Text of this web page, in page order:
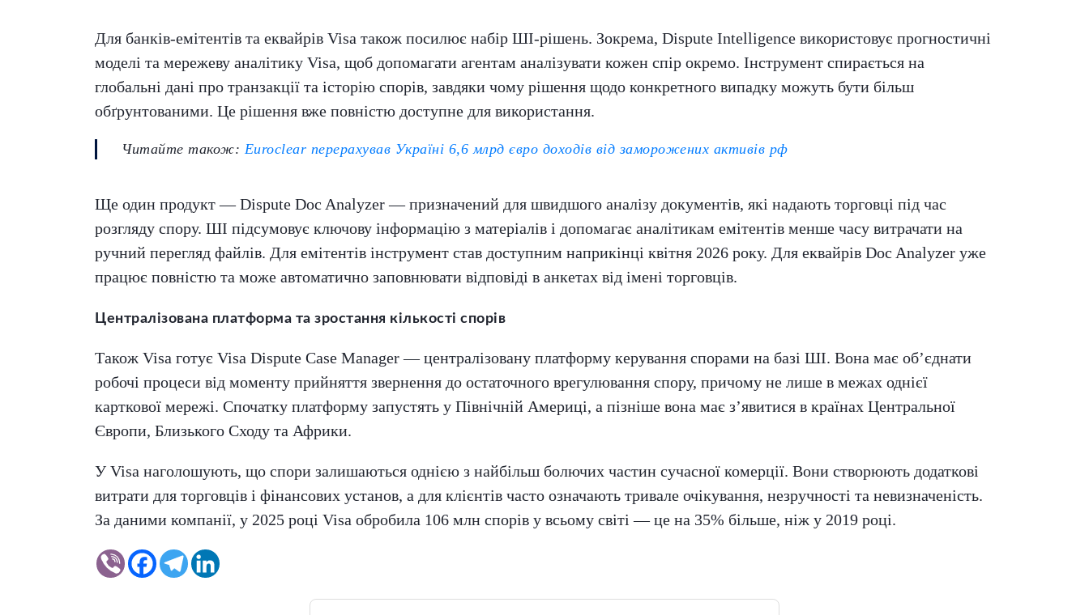
Для банків-емітентів та еквайрів Visa також посилює набір ШІ-рішень. Зокрема, Dispute Intelligence використовує прогностичні
моделі та мережеву аналітику Visa, щоб допомагати агентам аналізувати кожен спір окремо. Інструмент спирається на
глобальні дані про транзакції та історію спорів, завдяки чому рішення щодо конкретного випадку можуть бути більш
обґрунтованими. Це рішення вже повністю доступне для використання.
Читайте також: Euroclear перерахував Україні 6,6 млрд євро доходів від заморожених активів рф
Ще один продукт — Dispute Doc Analyzer — призначений для швидшого аналізу документів, які надають торговці під час
розгляду спору. ШІ підсумовує ключову інформацію з матеріалів і допомагає аналітикам емітентів менше часу витрачати на
ручний перегляд файлів. Для емітентів інструмент став доступним наприкінці квітня 2026 року. Для еквайрів Doc Analyzer уже
працює повністю та може автоматично заповнювати відповіді в анкетах від імені торговців.
Централізована платформа та зростання кількості спорів
Також Visa готує Visa Dispute Case Manager — централізовану платформу керування спорами на базі ШІ. Вона має об’єднати
робочі процеси від моменту прийняття звернення до остаточного врегулювання спору, причому не лише в межах однієї
карткової мережі. Спочатку платформу запустять у Північній Америці, а пізніше вона має з’явитися в країнах Центральної
Європи, Близького Сходу та Африки.
У Visa наголошують, що спори залишаються однією з найбільш болючих частин сучасної комерції. Вони створюють додаткові
витрати для торговців і фінансових установ, а для клієнтів часто означають тривале очікування, незручності та невизначеність.
За даними компанії, у 2025 році Visa обробила 106 млн спорів у всьому світі — це на 35% більше, ніж у 2019 році.